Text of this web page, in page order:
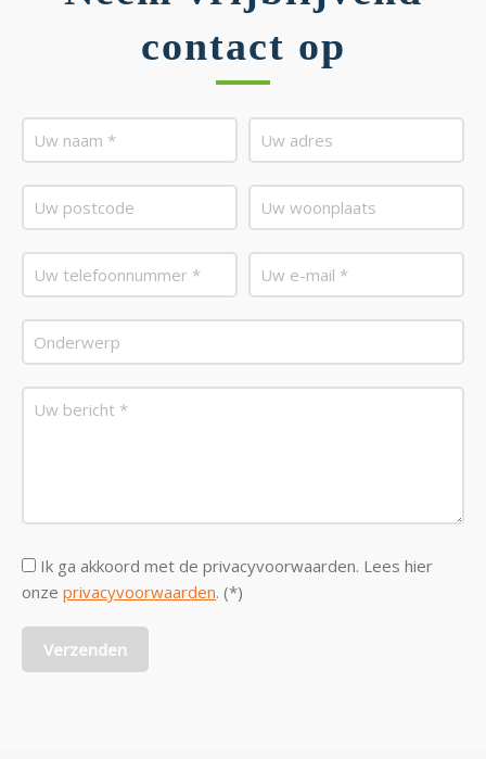
contact op
Ik ga akkoord met de privacyvoorwaarden. Lees hier
onze privacyvoorwaarden. (*)